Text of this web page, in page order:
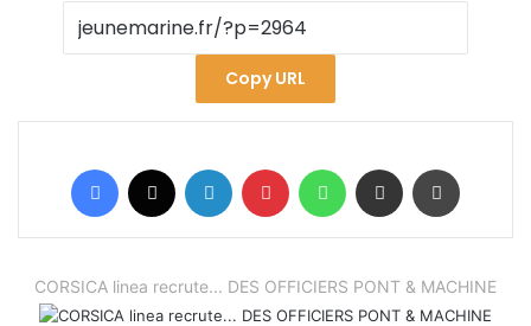
Copy URL
Facebook Linkedin Pinterest WhatsAppPartager par email
CORSICA linea recrute... DES OFFICIERS PONT & MACHINE